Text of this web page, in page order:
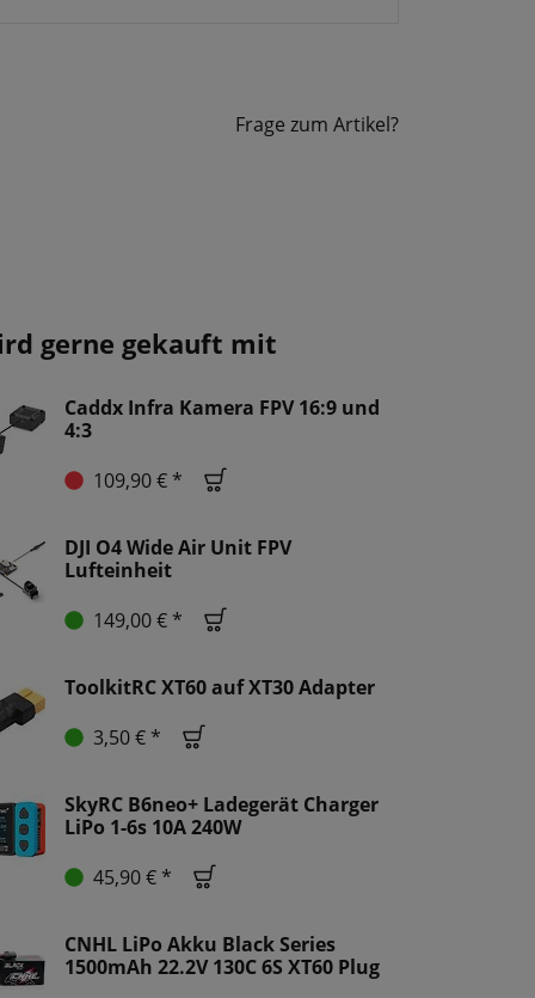
Frage zum Artikel?
gerne gekauft mit
Caddx Infra Kamera FPV 16:9 und
4:3
109,90 € *
DJI O4 Wide Air Unit FPV
Lufteinheit
149,00 € *
ToolkitRC XT60 auf XT30 Adapter
3,50 € *
SkyRC B6neo+ Ladegerät Charger
LiPo 1-6s 10A 240W
45,90 € *
CNHL LiPo Akku Black Series
1500mAh 22.2V 130C 6S XT60 Plug